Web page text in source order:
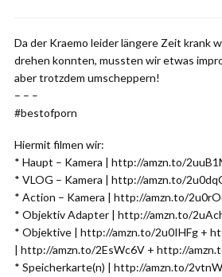
Da der Kraemo leider längere Zeit krank
drehen konnten, mussten wir etwas
aber trotzdem umscheppern!
– – –
#bestofporn
Hiermit filmen wir:
* Haupt – Kamera | http://amzn.to/
* VLOG – Kamera | http://amzn.to/
* Action – Kamera | http://amzn.to/
* Objektiv Adapter | http://amzn.to/
* Objektive | http://amzn.to/2u0IHFg +
| http://amzn.to/2EsWc6V + http://
* Speicherkarte(n) | http://amzn.to/